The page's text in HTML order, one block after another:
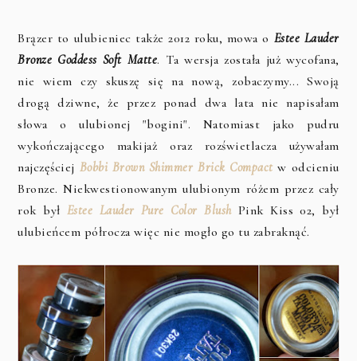
Brązer to ulubieniec także 2012 roku, mowa o Estee Lauder
Bronze Goddess Soft Matte. Ta wersja została już wycofana,
nie wiem czy skuszę się na nową, zobaczymy... Swoją
drogą dziwne, że przez ponad dwa lata nie napisałam
słowa o ulubionej "bogini". Natomiast jako pudru
wykończającego makijaż oraz rozświetlacza używałam
najczęściej Bobbi Brown Shimmer Brick Compact w odcieniu
Bronze. Niekwestionowanym ulubionym różem przez cały
rok był Estee Lauder Pure Color BlushPink Kiss 02, był
ulubieńcem półrocza więc nie mogło go tu zabraknąć.